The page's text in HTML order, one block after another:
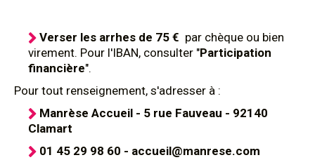
Verser les arrhes de 75 € par chèque ou bien
virement. Pour l'IBAN, consulter "Participation
financière".
Pour tout renseignement, s'adresser à :
Manrèse Accueil - 5 rue Fauveau - 92140
Clamart
01 45 29 98 60 - accueil@manrese.com